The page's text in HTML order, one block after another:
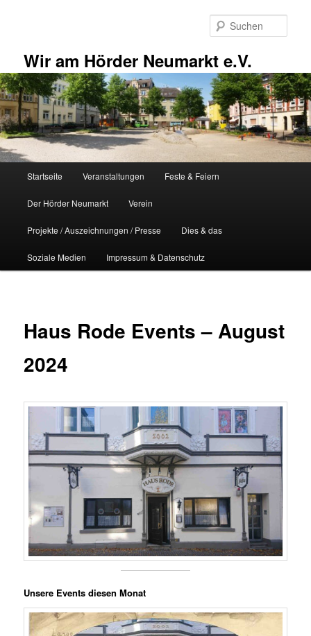
Wir am Hörder Neumarkt e.V.
Startseite Veranstaltungen Feste & Feiern
Der Hörder Neumarkt Verein
Projekte / Auszeichnungen / Presse Dies & das
Soziale Medien Impressum & Datenschutz
Haus Rode Events – August
2024
Unsere Events diesen Monat